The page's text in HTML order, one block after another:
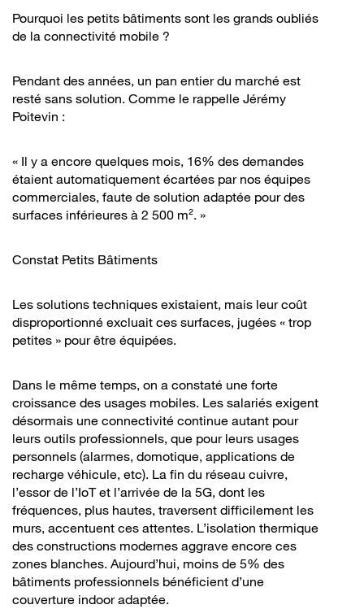
Pourquoi les petits bâtiments sont les grands oubliés
de la connectivité mobile ?
Pendant des années, un pan entier du marché est
resté sans solution. Comme le rappelle Jérémy
Poitevin :
« Il y a encore quelques mois, 16% des demandes
étaient automatiquement écartées par nos équipes
commerciales, faute de solution adaptée pour des
surfaces inférieures à 2 500 m². »
Constat Petits Bâtiments
Les solutions techniques existaient, mais leur coût
disproportionné excluait ces surfaces, jugées « trop
petites » pour être équipées.
Dans le même temps, on a constaté une forte
croissance des usages mobiles. Les salariés exigent
désormais une connectivité continue autant pour
leurs outils professionnels, que pour leurs usages
personnels (alarmes, domotique, applications de
recharge véhicule, etc). La fin du réseau cuivre,
l’essor de l’IoT et l’arrivée de la 5G, dont les
fréquences, plus hautes, traversent difficilement les
murs, accentuent ces attentes. L’isolation thermique
des constructions modernes aggrave encore ces
zones blanches. Aujourd’hui, moins de 5% des
bâtiments professionnels bénéficient d’une
couverture indoor adaptée.